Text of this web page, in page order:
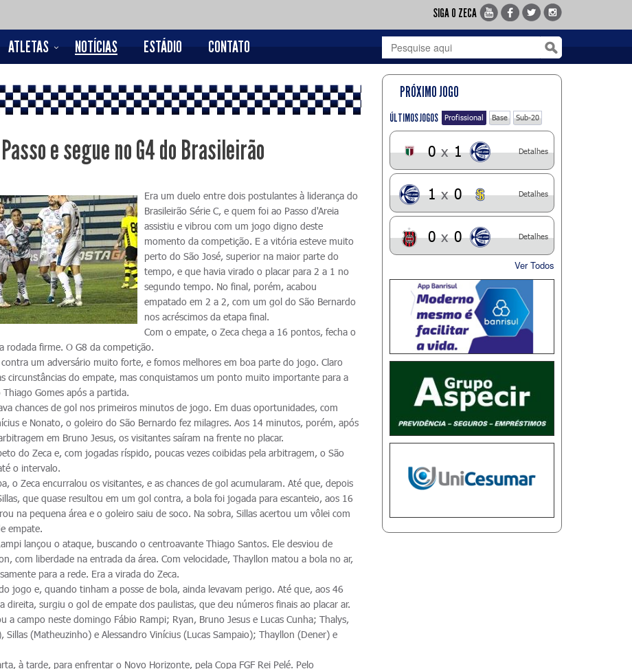
SIGA O ZECA
ATLETAS NOTÍCIAS ESTÁDIO CONTATO
e segue no G4 do Brasileirão
Era um duelo entre dois postulantes à liderança do
Brasileirão Série C, e quem foi ao Passo d'Areia
assistiu e vibrou com um jogo digno deste
momento da competição. E a vitória esteve muito
perto do São José, superior na maior parte do
tempo, e que havia virado o placar para 2 a 1 no
segundo tempo. No final, porém, acabou
empatado em 2 a 2, com um gol do São Bernardo
nos acréscimos da etapa final.
Com o empate, o Zeca chega a 16 pontos, fecha o
rodada firme. O G8 da competição.
um adversário muito forte, e fomos melhores em boa parte do jogo. Claro
circunstâncias do empate, mas conquistamos um ponto muito importante para a
Gomes após a partida.
chances de gol nos primeiros minutos de jogo. Em duas oportunidades, com
e Nonato, o goleiro do São Bernardo fez milagres. Aos 14 minutos, porém, após
em Bruno Jesus, os visitantes saíram na frente no placar.
do Zeca e, com jogadas ríspido, poucas vezes coibidas pela arbitragem, o São
o intervalo.
o Zeca encurralou os visitantes, e as chances de gol acumularam. Até que, depois
que quase resultou em um gol contra, a bola foi jogada para escanteio, aos 16
na pequena área e o goleiro saiu de soco. Na sobra, Sillas acertou um vôlei com
empate.
lançou o ataque, buscando o centroavante Thiago Santos. Ele desviou de
com liberdade na entrada da área. Com velocidade, Thayllon matou a bola no ar,
para a rede. Era a virada do Zeca.
jogo e, quando tinham a posse de bola, ainda levavam perigo. Até que, aos 46
direita, surgiu o gol de empate dos paulistas, que deu números finais ao placar ar.
a campo neste domingo Fábio Rampi; Ryan, Bruno Jesus e Lucas Cunha; Thalys,
Sillas (Matheuzinho) e Alessandro Vinícius (Lucas Sampaio); Thayllon (Dener) e
à tarde, para enfrentar o Novo Horizonte, pela Copa FGF Rei Pelé. Pelo
PRÓXIMO JOGO
ÚLTIMOS JOGOS Profissional Base Sub-20
0 x 1 Detalhes
1 x 0 Detalhes
0 x 0 Detalhes
Ver Todos